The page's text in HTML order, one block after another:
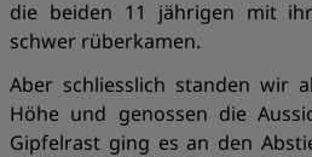
die beiden 11 jährigen mit
schwer rüberkamen.
Aber schliesslich standen wir
Höhe und genossen die
Gipfelrast ging es an den